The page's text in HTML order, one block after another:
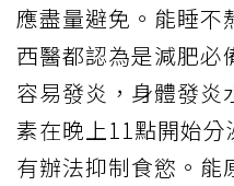
應盡量避免。能睡不
西醫都認為是減肥必
容易發炎，身體發炎
素在晚上11點開始
有辦法抑制食慾。能